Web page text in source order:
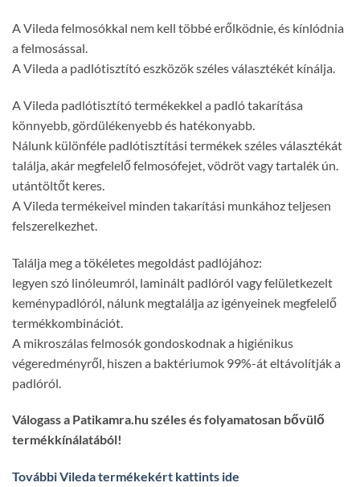
A Vileda felmosókkal nem kell többé erőlködnie, és kínlódnia
a felmosással.
A Vileda a padlótisztító eszközök széles választékét kínálja.
A Vileda padlótisztító termékekkel a padló takarítása
könnyebb, gördülékenyebb és hatékonyabb.
Nálunk különféle padlótisztítási termékek széles választékát
találja, akár megfelelő felmosófejet, vödröt vagy tartalék ún.
utántöltőt keres.
A Vileda termékeivel minden takarítási munkához teljesen
felszerelkezhet.
Találja meg a tökéletes megoldást padlójához:
legyen szó linóleumról, laminált padlóról vagy felületkezelt
keménypadlóról, nálunk megtalálja az igényeinek megfelelő
termékkombinációt.
A mikroszálas felmosók gondoskodnak a higiénikus
végeredményről, hiszen a baktériumok 99%-át eltávolítják a
padlóról.
Válogass a Patikamra.hu széles és folyamatosan bővülő
termékkínálatából!
További Vileda termékekért kattints ide